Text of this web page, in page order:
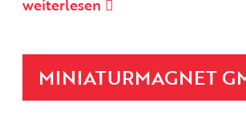
weiterlesen
MINIATURMAGNET